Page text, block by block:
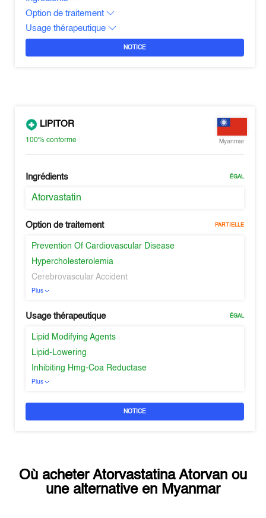
Option de traitement
Usage thérapeutique
NOTICE
LIPITOR
100%conforme Myanmar
Ingrédients ÉGAL
Atorvastatin
Option de traitement PARTIELLE
Prevention Of Cardiovascular Disease
Hypercholesterolemia
Cerebrovascular Accident
Plus
Usage thérapeutique ÉGAL
Lipid Modifying Agents
Lipid-Lowering
Inhibiting Hmg-Coa Reductase
Plus
NOTICE
Où acheter Atorvastatina Atorvan ou
une alternative en Myanmar